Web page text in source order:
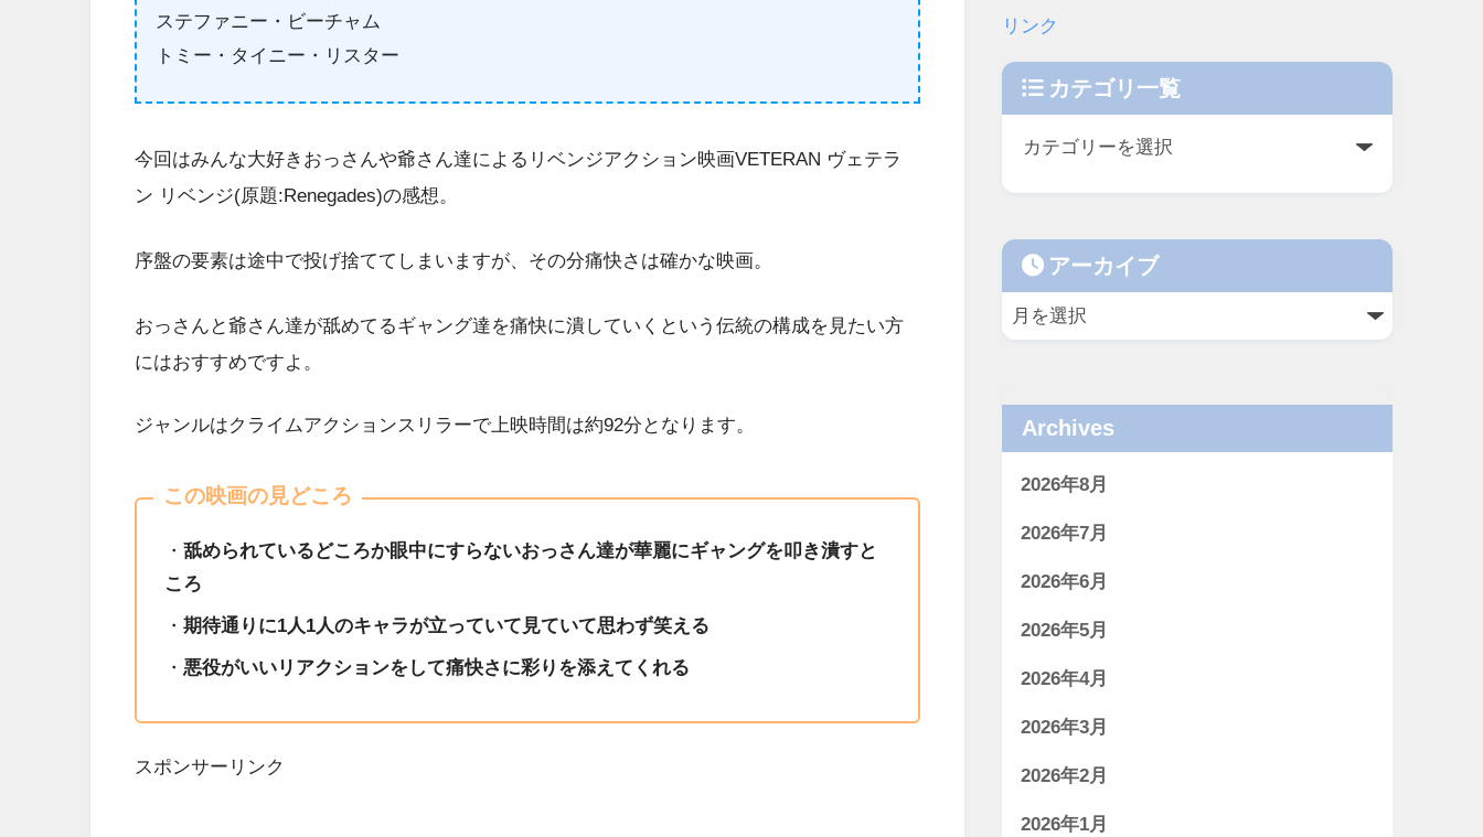
ステファニー・ビーチャム
トミー・タイニー・リスター
今回はみんな大好きおっさんや爺さん達によるリベンジアクション映画VETERAN ヴェテラ
ン リベンジ(原題:Renegades)の感想。
序盤の要素は途中で投げ捨ててしまいますが、その分痛快さは確かな映画。
おっさんと爺さん達が舐めてるギャング達を痛快に潰していくという伝統の構成を見たい方
にはおすすめですよ。
ジャンルはクライムアクションスリラーで上映時間は約92分となります。
この映画の見どころ
・ 舐められているどころか眼中にすらないおっさん達が華麗にギャングを叩き潰すと
ころ
・ 期待通りに1人1人のキャラが立っていて見ていて思わず笑える
・ 悪役がいいリアクションをして痛快さに彩りを添えてくれる
スポンサーリンク
リンク
カテゴリ一覧
アーカイブ
Archives
2026年8月
2026年7月
2026年6月
2026年5月
2026年4月
2026年3月
2026年2月
2026年1月